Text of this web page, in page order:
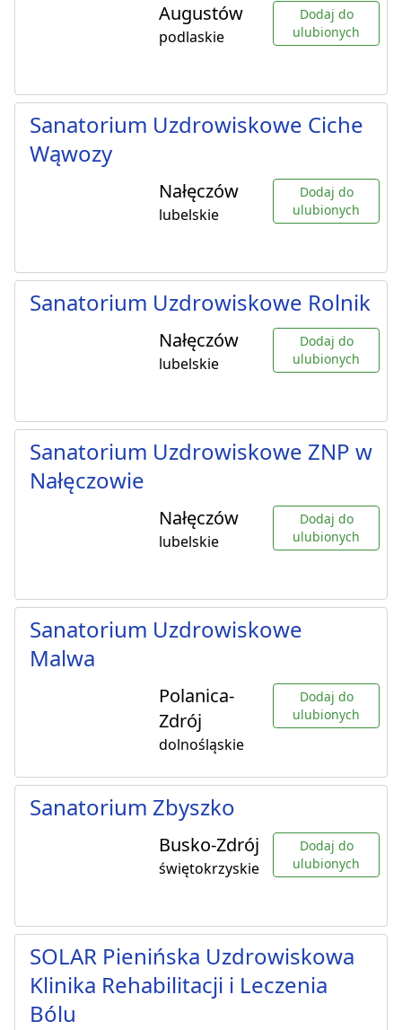
Augustów
podlaskie
Dodaj do
ulubionych
Sanatorium Uzdrowiskowe Ciche
Wąwozy
Nałęczów
lubelskie
Dodaj do
ulubionych
Sanatorium Uzdrowiskowe Rolnik
Nałęczów
lubelskie
Dodaj do
ulubionych
Sanatorium Uzdrowiskowe ZNP w
Nałęczowie
Nałęczów
lubelskie
Dodaj do
ulubionych
Sanatorium Uzdrowiskowe
Malwa
Polanica-
Zdrój
dolnośląskie
Dodaj do
ulubionych
Sanatorium Zbyszko
Busko-Zdrój
świętokrzyskie
Dodaj do
ulubionych
SOLAR Pienińska Uzdrowiskowa
Klinika Rehabilitacji i Leczenia
Bólu